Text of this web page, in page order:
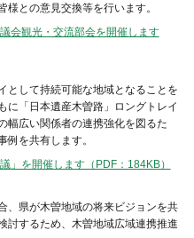
との意見交換等を行います。
会観光・交流部会を開催します
して持続可能な地域となることを
に「日本遺産木曽路」ロングトレイ
幅広い関係者の連携強化を図るた
を共有します。
」を開催します（PDF：184KB）
県が木曽地域の将来ビジョンを共
討するため、木曽地域広域連携推進